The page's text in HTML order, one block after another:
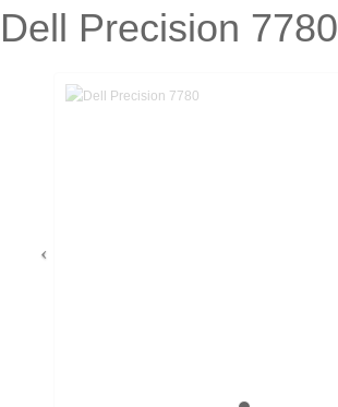
Dell Precision 7780